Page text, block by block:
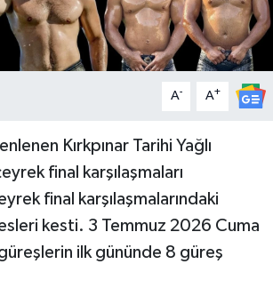
A- A+
Kırkpınar Tarihi Yağlı
final karşılaşmaları
final karşılaşmalarındaki
kesti. 3 Temmuz 2026 Cuma
ilk gününde 8 güreş